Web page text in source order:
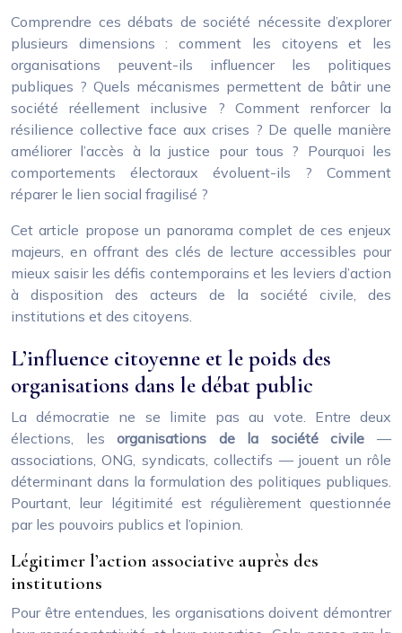
Comprendre ces débats de société nécessite d’explorer
plusieurs dimensions : comment les citoyens et les
organisations peuvent-ils influencer les politiques
publiques ? Quels mécanismes permettent de bâtir une
société réellement inclusive ? Comment renforcer la
résilience collective face aux crises ? De quelle manière
améliorer l’accès à la justice pour tous ? Pourquoi les
comportements électoraux évoluent-ils ? Comment
réparer le lien social fragilisé ?
Cet article propose un panorama complet de ces enjeux
majeurs, en offrant des clés de lecture accessibles pour
mieux saisir les défis contemporains et les leviers d’action
à disposition des acteurs de la société civile, des
institutions et des citoyens.
L’influence citoyenne et le poids des
organisations dans le débat public
La démocratie ne se limite pas au vote. Entre deux
élections, lesorganisations de la société civile —
associations, ONG, syndicats, collectifs — jouent un rôle
déterminant dans la formulation des politiques publiques.
Pourtant, leur légitimité est régulièrement questionnée
par les pouvoirs publics et l’opinion.
Légitimer l’action associative auprès des
institutions
Pour être entendues, les organisations doivent démontrer